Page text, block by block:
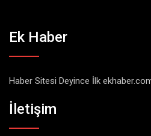
Ek Haber
Haber Sitesi Deyince İlk
İletişim